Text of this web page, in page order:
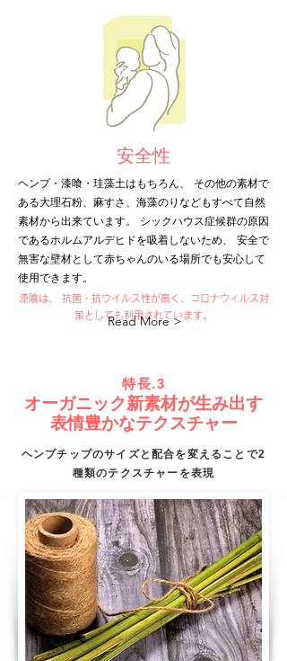
安全性
ヘンプ・漆喰・珪藻土はもちろん、 その他の素材で
ある大理石粉、麻すさ、海藻のりなどもすべて自然
素材から出来ています。 シックハウス症候群の原因
であるホルムアルデヒドを吸着しないため、 安全で
無害な壁材として赤ちゃんのいる場所でも安心して
使用できます。
漆喰は、 抗菌・抗ウイルス性が高く、コロナウィルス対
策として​も利用されています。
Read More >
特長.3
オーガニック新素材が生み出す
表情豊かなテクスチャー
ヘンプチップのサイズと配合を変えることで2
種類のテクスチャーを表現